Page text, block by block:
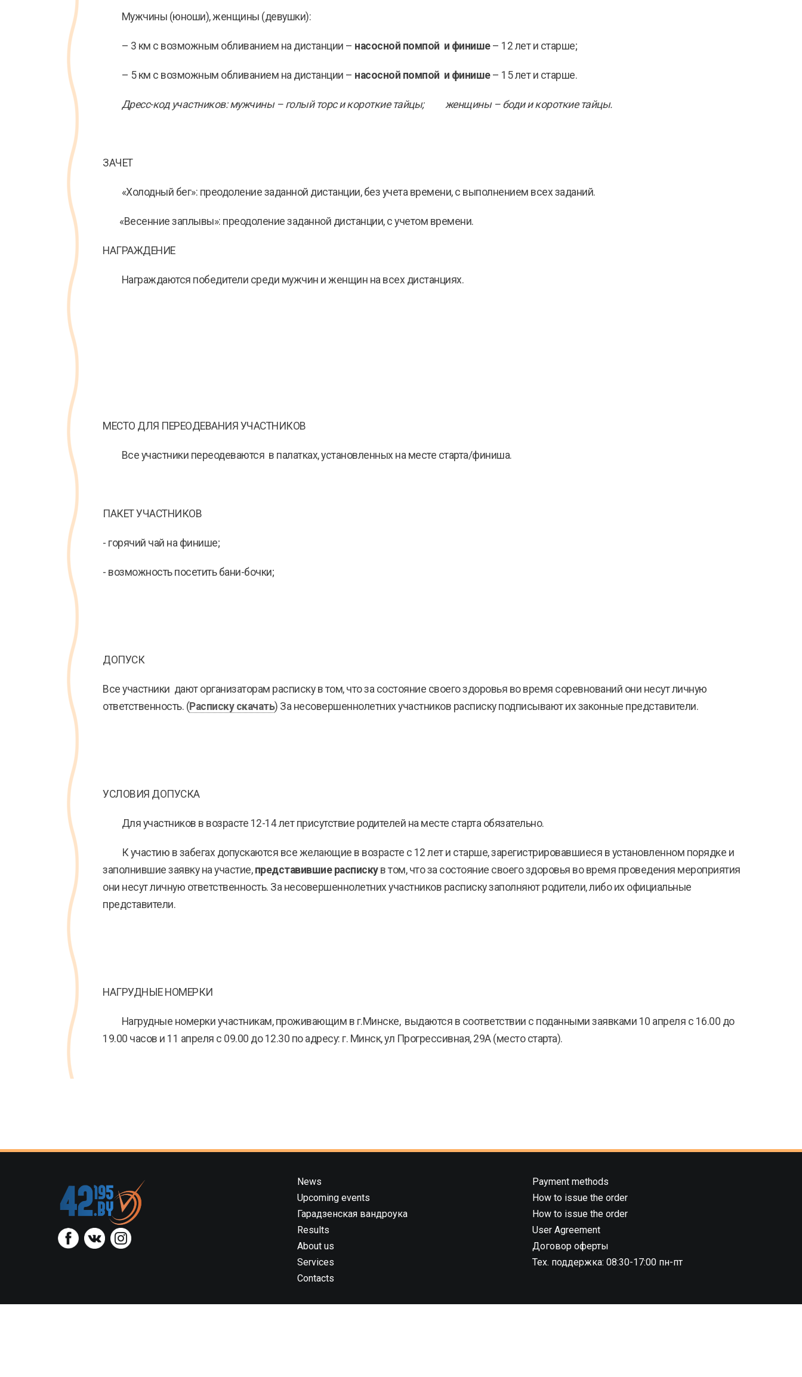
Мужчины (юноши), женщины (девушки):
– 3 км с возможным обливанием на дистанции – насосной помпой и финише– 12 лет и старше;
– 5 км с возможным обливанием на дистанции – насосной помпой и финише– 15 лет и старше.
Дресс-код участников: мужчины – голый торс и короткие тайцы; женщины – боди и короткие тайцы.
ЗАЧЕТ
«Холодный бег»: преодоление заданной дистанции, без учета времени, с выполнением всех заданий.
«Весенние заплывы»: преодоление заданной дистанции, с учетом времени.
НАГРАЖДЕНИЕ
Награждаются победители среди мужчин и женщин на всех дистанциях.
МЕСТО ДЛЯ ПЕРЕОДЕВАНИЯ УЧАСТНИКОВ
Все участники переодеваются в палатках, установленных на месте старта/финиша.
ПАКЕТ УЧАСТНИКОВ
- горячий чай на финише;
- возможность посетить бани-бочки;
ДОПУСК
Все участники дают организаторам расписку в том, что за состояние своего здоровья во время соревнований они несут личную
ответственность. (Расписку скачать) За несовершеннолетних участников расписку подписывают их законные представители.
УСЛОВИЯ ДОПУСКА
Для участников в возрасте 12-14 лет присутствие родителей на месте старта обязательно.
К участию в забегах допускаются все желающие в возрасте с 12 лет и старше, зарегистрировавшиеся в установленном порядке и
заполнившие заявку на участие, представившие распискув том, что за состояние своего здоровья во время проведения мероприятия
они несут личную ответственность. За несовершеннолетних участников расписку заполняют родители, либо их официальные
представители.
НАГРУДНЫЕ НОМЕРКИ
Нагрудные номерки участникам, проживающим в г.Минске, выдаются в соответствии с поданными заявками 10 апреля с 16.00 до
19.00 часов и 11 апреля с 09.00 до 12.30 по адресу: г. Минск, ул Прогрессивная, 29А (место старта).
News
Upcoming events
Гарадзенская вандроука
Results
About us
Services
Contacts
Payment methods
How to issue the order
How to issue the order
User Agreement
Договор оферты
Тех. поддержка: 08:30-17:00 пн-пт